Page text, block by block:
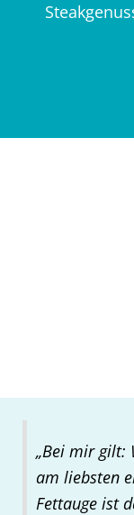
„Bei mir gilt:
am liebsten
Fettauge ist